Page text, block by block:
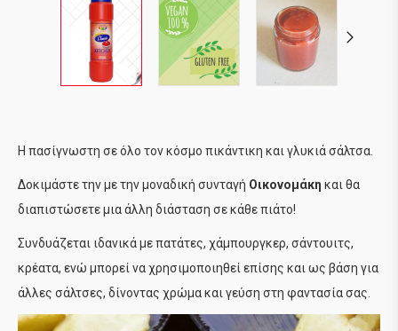
Η πασίγνωστη σε όλο τον κόσμο πικάντικη και γλυκιά σάλτσα.
Δοκιμάστε την με την μοναδική συνταγή Οικονομάκη και θα
διαπιστώσετε μια άλλη διάσταση σε κάθε πιάτο!
Συνδυάζεται ιδανικά με πατάτες, χάμπουργκερ, σάντουιτς,
κρέατα, ενώ μπορεί να χρησιμοποιηθεί επίσης και ως βάση για
άλλες σάλτσες, δίνοντας χρώμα και γεύση στη φαντασία σας.